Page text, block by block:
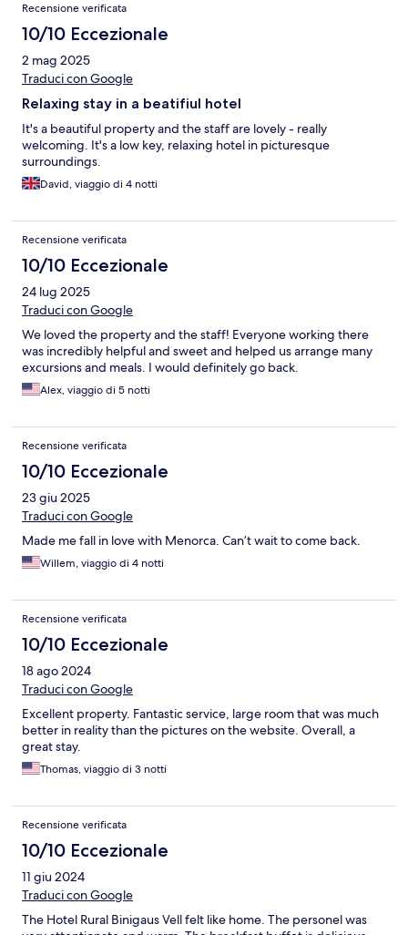
Recensione verificata
10/10 Eccezionale
2 mag 2025
Traduci con Google
Relaxing stay in a beatifiul hotel
It's a beautiful property and the staff are lovely - really
welcoming. It's a low key, relaxing hotel in picturesque
surroundings.
David, viaggio di 4 notti
Recensione verificata
10/10 Eccezionale
24 lug 2025
Traduci con Google
We loved the property and the staff! Everyone working there
was incredibly helpful and sweet and helped us arrange many
excursions and meals. I would definitely go back.
Alex, viaggio di 5 notti
Recensione verificata
10/10 Eccezionale
23 giu 2025
Traduci con Google
Made me fall in love with Menorca. Can’t wait to come back.
Willem, viaggio di 4 notti
Recensione verificata
10/10 Eccezionale
18 ago 2024
Traduci con Google
Excellent property. Fantastic service, large room that was much
better in reality than the pictures on the website. Overall, a
great stay.
Thomas, viaggio di 3 notti
Recensione verificata
10/10 Eccezionale
11 giu 2024
Traduci con Google
The Hotel Rural Binigaus Vell felt like home. The personel was